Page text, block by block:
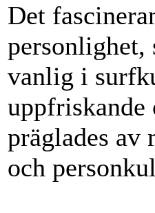
Det
personlighet,
vanlig i
präglades av
och